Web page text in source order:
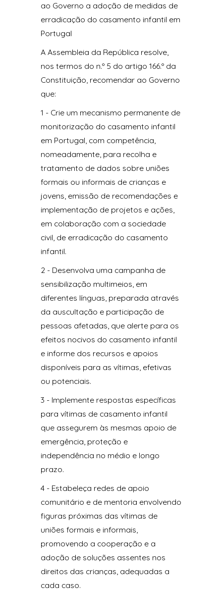
ao Governo a adoção de medidas de
erradicação do casamento infantil em
Portugal
A Assembleia da República resolve,
nos termos do n.º 5 do artigo 166.º da
Constituição, recomendar ao Governo
que:
1 - Crie um mecanismo permanente de
monitorização do casamento infantil
em Portugal, com competência,
nomeadamente, para recolha e
tratamento de dados sobre uniões
formais ou informais de crianças e
jovens, emissão de recomendações e
implementação de projetos e ações,
em colaboração com a sociedade
civil, de erradicação do casamento
infantil.
2 - Desenvolva uma campanha de
sensibilização multimeios, em
diferentes línguas, preparada através
da auscultação e participação de
pessoas afetadas, que alerte para os
efeitos nocivos do casamento infantil
e informe dos recursos e apoios
disponíveis para as vítimas, efetivas
ou potenciais.
3 - Implemente respostas específicas
para vítimas de casamento infantil
que assegurem às mesmas apoio de
emergência, proteção e
independência no médio e longo
prazo.
4 - Estabeleça redes de apoio
comunitário e de mentoria envolvendo
figuras próximas das vítimas de
uniões formais e informais,
promovendo a cooperação e a
adoção de soluções assentes nos
direitos das crianças, adequadas a
cada caso.